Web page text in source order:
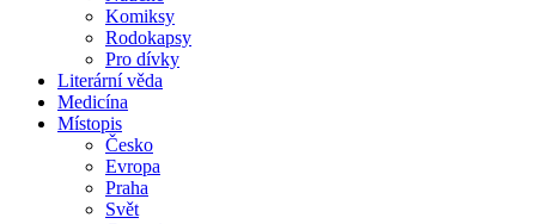
Komiksy
Rodokapsy
Pro dívky
Literární věda
Medicína
Místopis
Česko
Evropa
Praha
Svět